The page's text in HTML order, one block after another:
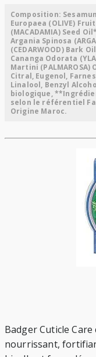
Composition:
Europaea (OLIVE)
(MACADAMIA) Seed
Argania Spinosa
(CEDARWOOD) Bark
Cananga Odorata
Martini
Citral, Eugenol,
Linalool, Benzyl
biologique,
selon le référentiel
Origine Maroc.
Badger Cuticle
nourrissant,